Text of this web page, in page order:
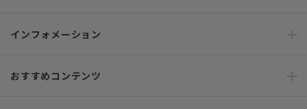
インフォメーション
おすすめコンテンツ